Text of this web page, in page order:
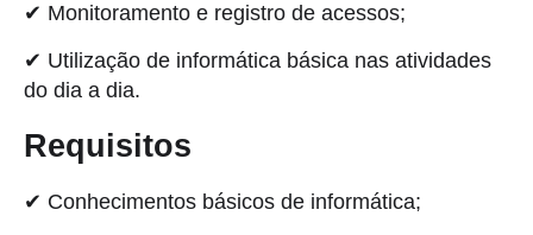
✔ Monitoramento e registro de acessos;
✔ Utilização de informática básica nas atividades
do dia a dia.
Requisitos
✔ Conhecimentos básicos de informática;